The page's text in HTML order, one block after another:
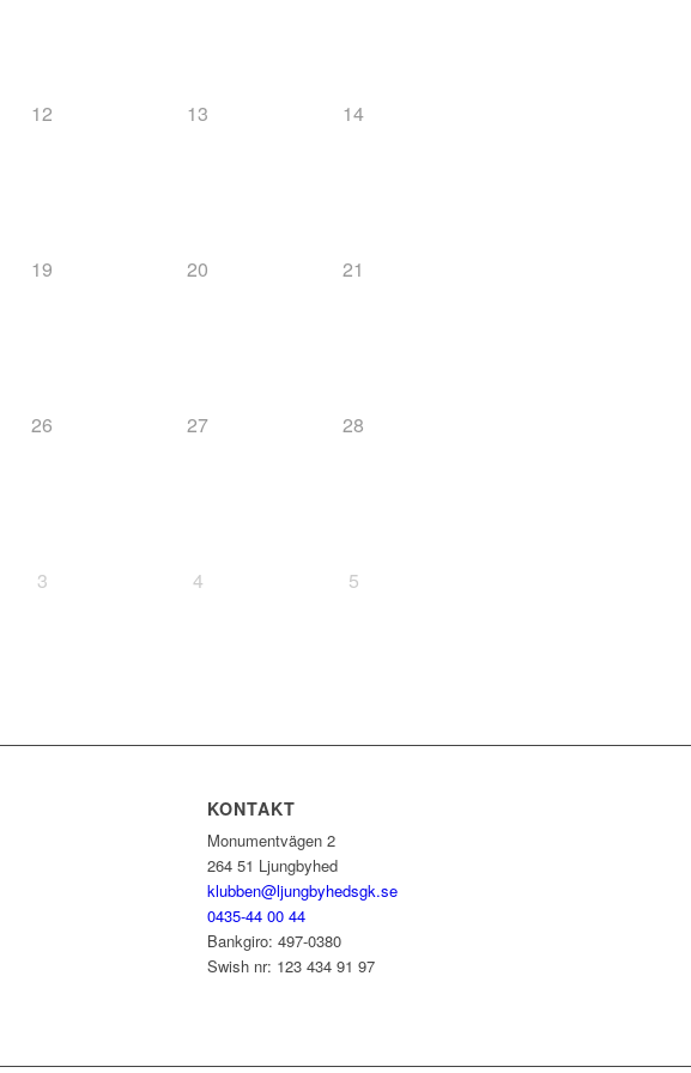
12 13 14
19 20 21
26 27 28
3 4 5
KONTAKT
Monumentvägen 2
264 51 Ljungbyhed
klubben@ljungbyhedsgk.se
0435-44 00 44
Bankgiro: 497-0380
Swish nr: 123 434 91 97